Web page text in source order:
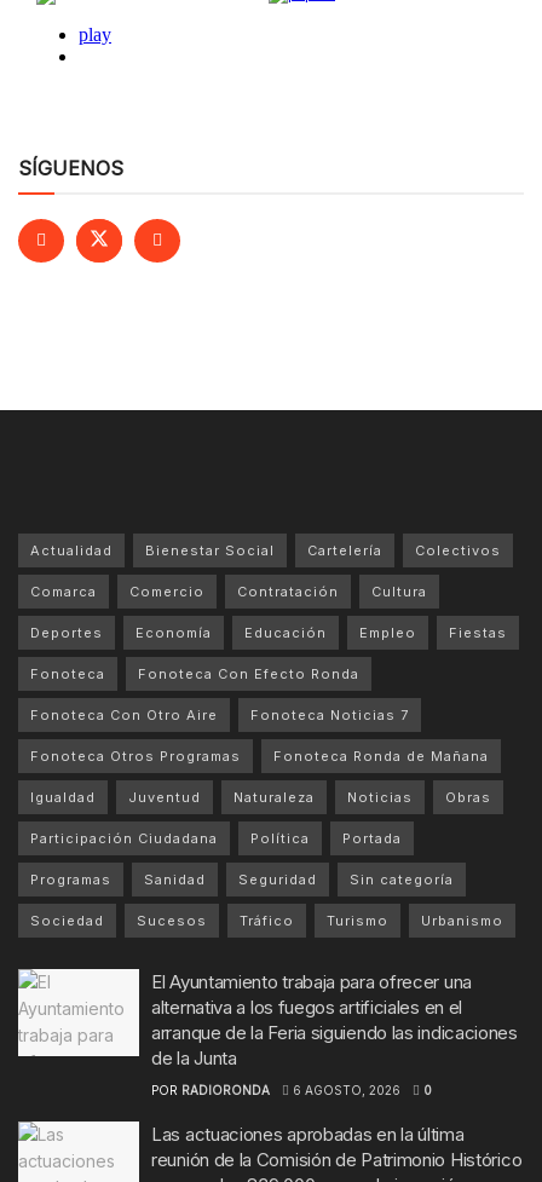
SÍGUENOS
Actualidad Bienestar Social Cartelería Colectivos
Comarca Comercio Contratación Cultura
Deportes Economía Educación Empleo Fiestas
Fonoteca Fonoteca Con Efecto Ronda
Fonoteca Con Otro Aire Fonoteca Noticias 7
Fonoteca Otros Programas Fonoteca Ronda de Mañana
Igualdad Juventud Naturaleza Noticias Obras
Participación Ciudadana Política Portada
Programas Sanidad Seguridad Sin categoría
Sociedad Sucesos Tráfico Turismo Urbanismo
El Ayuntamiento trabaja para ofrecer una
alternativa a los fuegos artificiales en el
arranque de la Feria siguiendo las indicaciones
de la Junta
POR RADIORONDA 6 AGOSTO, 2026 0
Las actuaciones aprobadas en la última
reunión de la Comisión de Patrimonio Histórico